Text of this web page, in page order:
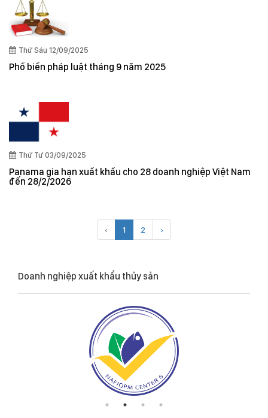
Thứ Sáu 12/09/2025
Phổ biến pháp luật tháng 9 năm 2025
Thứ Tư 03/09/2025
Panama gia hạn xuất khẩu cho 28 doanh nghiệp Việt Nam
đến 28/2/2026
‹ 1 2 ›
Doanh nghiệp xuất khẩu thủy sản